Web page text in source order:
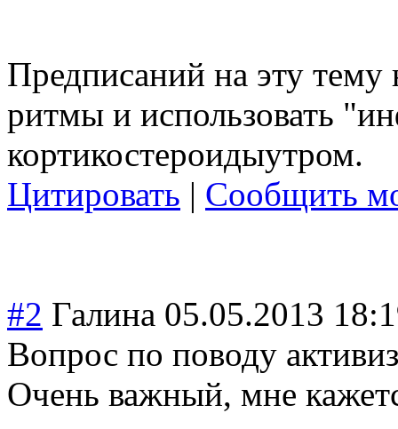
Предписаний на эту
ритмы и использовать
кортикостероидыутром.
Цитировать | Сообщить
#2 Галина 05.05.2013
Вопрос по поводу
Очень важный, мне